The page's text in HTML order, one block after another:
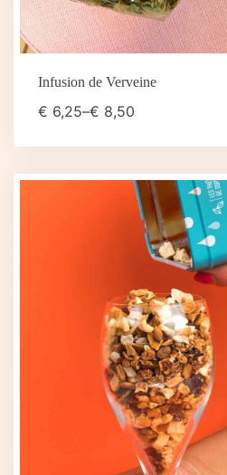
Infusion de Verveine
€ 6,25–€ 8,50